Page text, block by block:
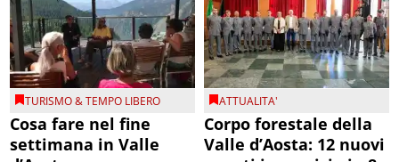
TURISMO & TEMPO LIBERO
Cosa fare nel fine
settimana in Valle
ATTUALITA'
Corpo forestale della
Valle d’Aosta: 12 nuovi